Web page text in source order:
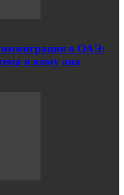
иммиграция в ОАЭ:
и кому она